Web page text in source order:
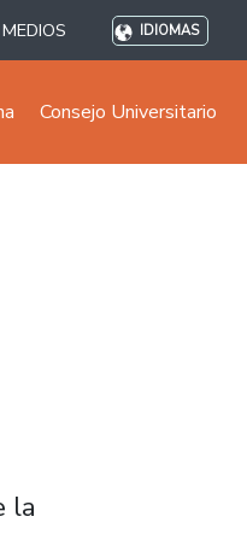
IDIOMAS
Consejo Universitario
la